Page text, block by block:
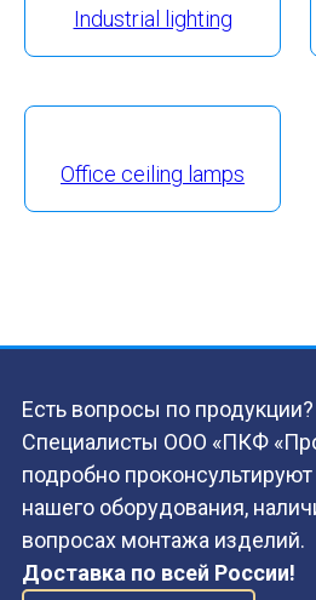
Industrial lighting
Office ceiling lamps
Есть вопросы по продукции?
Специалисты ООО «ПКФ
подробно
нашего оборудования,
вопросах монтажа изделий.
Доставка по всей России!